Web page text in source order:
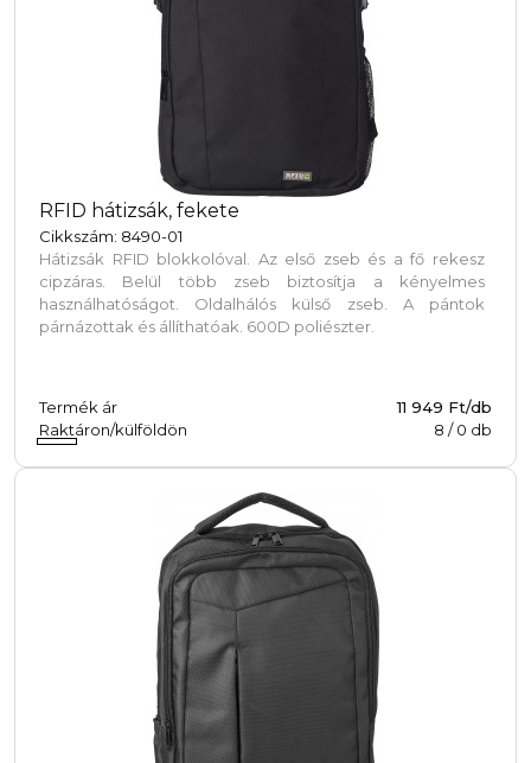
RFID hátizsák, fekete
Cikkszám: 8490-01
Hátizsák RFID blokkolóval. Az első zseb és a fő rekesz
cipzáras. Belül több zseb biztosítja a kényelmes
használhatóságot. Oldalhálós külső zseb. A pántok
párnázottak és állíthatóak. 600D poliészter.
Termék ár
11 949 Ft/db
Raktáron/külföldön
8 /0 db